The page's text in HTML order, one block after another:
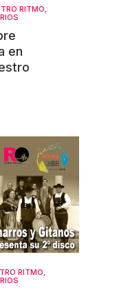
RITMO
en
RITMO